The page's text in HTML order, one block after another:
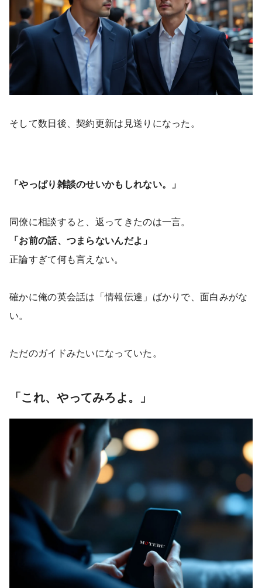
そして数日後、契約更新は見送りになった。
「やっぱり雑談のせいかもしれない。」
同僚に相談すると、返ってきたのは一言。
「お前の話、つまらないんだよ」
正論すぎて何も言えない。
確かに俺の英会話は「情報伝達」ばかりで、面白みがな
い。
ただのガイドみたいになっていた。
「これ、やってみろよ。」